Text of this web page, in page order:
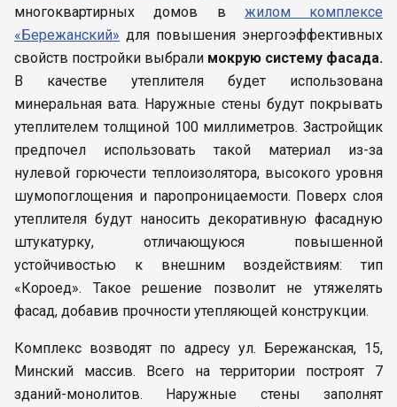
многоквартирных домов в жилом комплексе
«Бережанский» для повышения энергоэффективных
свойств постройки выбрали мокрую систему фасада.
В качестве утеплителя будет использована
минеральная вата. Наружные стены будут покрывать
утеплителем толщиной 100 миллиметров. Застройщик
предпочел использовать такой материал из-за
нулевой горючести теплоизолятора, высокого уровня
шумопоглощения и паропроницаемости. Поверх слоя
утеплителя будут наносить декоративную фасадную
штукатурку, отличающуюся повышенной
устойчивостью к внешним воздействиям: тип
«Короед». Такое решение позволит не утяжелять
фасад, добавив прочности утепляющей конструкции.
Комплекс возводят по адресу ул. Бережанская, 15,
Минский массив. Всего на территории построят 7
зданий-монолитов. Наружные стены заполнят